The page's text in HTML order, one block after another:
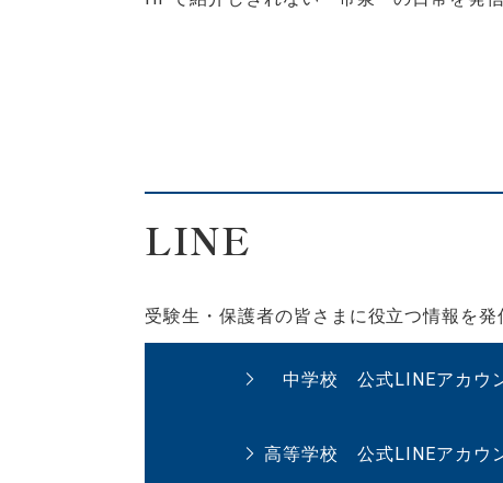
LINE
受験生・保護者の皆さまに役立つ情報を発
中学校 公式LINEアカウ
高等学校 公式LINEアカウ